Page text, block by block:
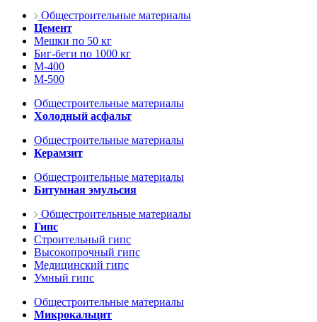
Общестроительные материалы
Цемент
Мешки по 50 кг
Биг-беги по 1000 кг
М-400
М-500
Общестроительные материалы
Холодный асфальт
Общестроительные материалы
Керамзит
Общестроительные материалы
Битумная эмульсия
Общестроительные материалы
Гипс
Строительный гипс
Высокопрочный гипс
Медицинский гипс
Умный гипс
Общестроительные материалы
Микрокальцит